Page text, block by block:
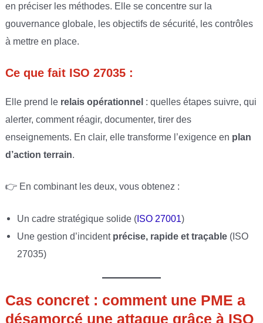
en préciser les méthodes. Elle se concentre sur la
gouvernance globale, les objectifs de sécurité, les contrôles
à mettre en place.
Ce que fait ISO 27035 :
Elle prend le relais opérationnel: quelles étapes suivre, qui
alerter, comment réagir, documenter, tirer des
enseignements. En clair, elle transforme l’exigence en plan
d’action terrain.
👉 En combinant les deux, vous obtenez :
Un cadre stratégique solide (ISO 27001)
Une gestion d’incident précise, rapide et traçable(ISO
27035)
Cas concret : comment une PME a
désamorcé une attaque grâce à ISO